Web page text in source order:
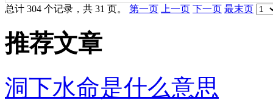
总计 304 个记录，共 31 页。 第一页 上一页 下一页 最末页
推荐文章
洞下水命是什么意思